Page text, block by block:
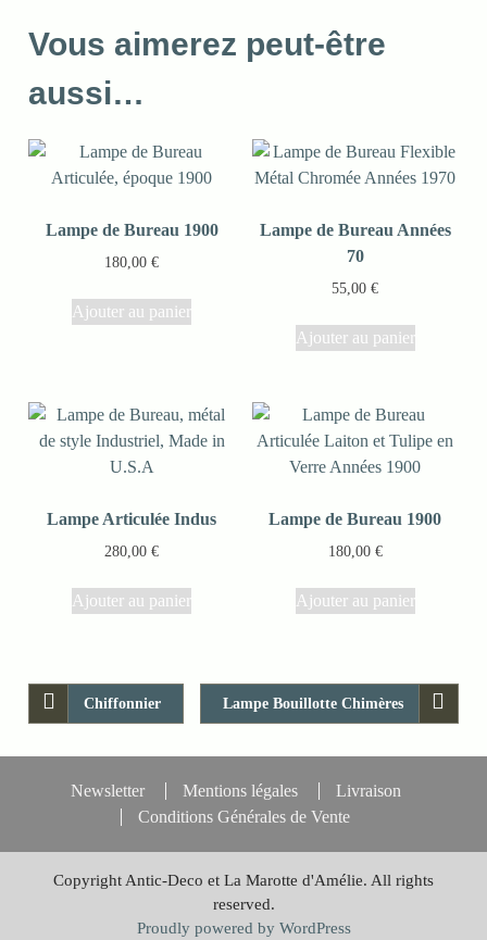
Vous aimerez peut-être
aussi…
Lampe de Bureau 1900
180,00€
Ajouter au panier
Lampe de Bureau Années
70
55,00€
Ajouter au panier
Lampe Articulée Indus
280,00€
Ajouter au panier
Lampe de Bureau 1900
180,00 €
Ajouter au panier
Chiffonnier Lampe Bouillotte Chimères
Newsletter Mentions légales
Livraison
Conditions Générales de Vente
Copyright Antic-Deco et La Marotte d'Amélie. All rights
reserved.
Proudly powered by WordPress